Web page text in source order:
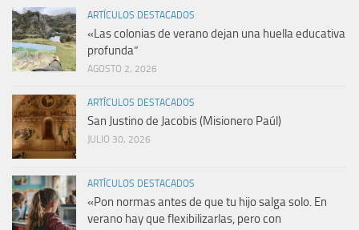
ARTÍCULOS DESTACADOS
«Las colonias de verano dejan una huella educativa
profunda”
AGOSTO 2, 2026
ARTÍCULOS DESTACADOS
San Justino de Jacobis (Misionero Paúl)
JULIO 30, 2026
ARTÍCULOS DESTACADOS
«Pon normas antes de que tu hijo salga solo. En
verano hay que flexibilizarlas, pero con